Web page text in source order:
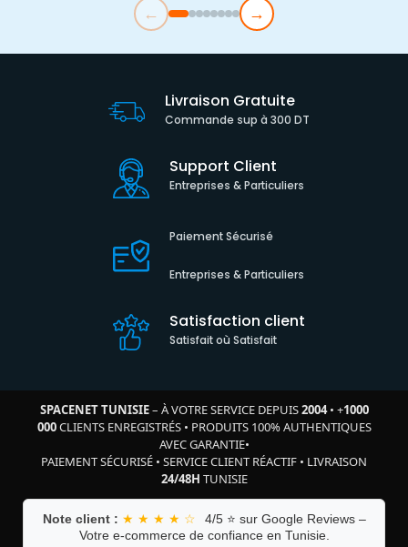
← →
Livraison Gratuite
Commande sup à 300 DT
Support Client
Entreprises & Particuliers
Paiement Sécurisé
Entreprises & Particuliers
Satisfaction client
Satisfait où Satisfait
SPACENET TUNISIE– À VOTRE SERVICE DEPUIS2004• +1000
000CLIENTS ENREGISTRÉS• PRODUITS 100% AUTHENTIQUES
AVEC GARANTIE•
PAIEMENT SÉCURISÉ • SERVICE CLIENT RÉACTIF • LIVRAISON
24/48H TUNISIE
Note client : ★ ★ ★ ★ ☆
4/5 ⭐ sur Google Reviews –
Votre e-commerce de confiance en Tunisie.